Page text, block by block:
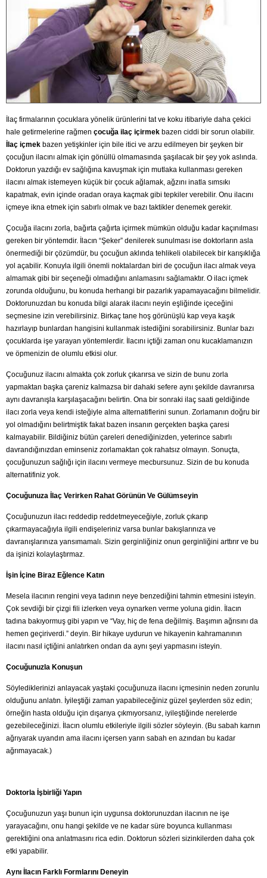
İlaç firmalarının çocuklara yönelik ürünlerini tat ve koku itibariyle daha çekici
hale getirmelerine rağmen çocuğa ilaç içirmek bazen ciddi bir sorun olabilir.
İlaç içmek bazen yetişkinler için bile itici ve arzu edilmeyen bir şeyken bir
çocuğun ilacını almak için gönüllü olmamasında şaşılacak bir şey yok aslında.
Doktorun yazdığı ev sağlığına kavuşmak için mutlaka kullanması gereken
ilacını almak istemeyen küçük bir çocuk ağlamak, ağzını inatla sımsıkı
kapatmak, evin içinde oradan oraya kaçmak gibi tepkiler verebilir. Onu ilacını
içmeye ikna etmek için sabırlı olmak ve bazı taktikler denemek gerekir.
Çocuğa ilacını zorla, bağırta çağırta içirmek mümkün olduğu kadar kaçınılması
gereken bir yöntemdir. İlacın “Şeker” denilerek sunulması ise doktorların asla
önermediği bir çözümdür, bu çocuğun aklında tehlikeli olabilecek bir karışıklığa
yol açabilir. Konuyla ilgili önemli noktalardan biri de çocuğun ilacı almak veya
almamak gibi bir seçeneği olmadığını anlamasını sağlamaktır. O ilacı içmek
zorunda olduğunu, bu konuda herhangi bir pazarlık yapamayacağını bilmelidir.
Doktorunuzdan bu konuda bilgi alarak ilacını neyin eşliğinde içeceğini
seçmesine izin verebilirsiniz. Birkaç tane hoş görünüşlü kap veya kaşık
hazırlayıp bunlardan hangisini kullanmak istediğini sorabilirsiniz. Bunlar bazı
çocuklarda işe yarayan yöntemlerdir. İlacını içtiği zaman onu kucaklamanızın
ve öpmenizin de olumlu etkisi olur.
Çocuğunuz ilacını almakta çok zorluk çıkarırsa ve sizin de bunu zorla
yapmaktan başka çareniz kalmazsa bir dahaki sefere aynı şekilde davranırsa
aynı davranışla karşılaşacağını belirtin. Ona bir sonraki ilaç saati geldiğinde
ilacı zorla veya kendi isteğiyle alma alternatiflerini sunun. Zorlamanın doğru bir
yol olmadığını belirtmiştik fakat bazen insanın gerçekten başka çaresi
kalmayabilir. Bildiğiniz bütün çareleri denediğinizden, yeterince sabırlı
davrandığınızdan eminseniz zorlamaktan çok rahatsız olmayın. Sonuçta,
çocuğunuzun sağlığı için ilacını vermeye mecbursunuz. Sizin de bu konuda
alternatifiniz yok.
Çocuğunuza İlaç Verirken Rahat Görünün Ve Gülümseyin
Çocuğunuzun ilacı reddedip reddetmeyeceğiyle, zorluk çıkarıp
çıkarmayacağıyla ilgili endişeleriniz varsa bunlar bakışlarınıza ve
davranışlarınıza yansımamalı. Sizin gerginliğiniz onun gerginliğini arttırır ve bu
da işinizi kolaylaştırmaz.
İşin İçine Biraz Eğlence Katın
Mesela ilacının rengini veya tadının neye benzediğini tahmin etmesini isteyin.
Çok sevdiği bir çizgi fili izlerken veya oynarken verme yoluna gidin. İlacın
tadına bakıyormuş gibi yapın ve “Vay, hiç de fena değilmiş. Başımın ağrısını da
hemen geçiriverdi.” deyin. Bir hikaye uydurun ve hikayenin kahramanının
ilacını nasıl içtiğini anlatırken ondan da aynı şeyi yapmasını isteyin.
Çocuğunuzla Konuşun
Söylediklerinizi anlayacak yaştaki çocuğunuza ilacını içmesinin neden zorunlu
olduğunu anlatın. İyileştiği zaman yapabileceğiniz güzel şeylerden söz edin;
örneğin hasta olduğu için dışarıya çıkmıyorsanız, iyileştiğinde nerelerde
gezebileceğinizi. İlacın olumlu etkileriyle ilgili sözler söyleyin. (Bu sabah karnın
ağrıyarak uyandın ama ilacını içersen yarın sabah en azından bu kadar
ağrımayacak.)
Doktorla İşbirliği Yapın
Çocuğunuzun yaşı bunun için uygunsa doktorunuzdan ilacının ne işe
yarayacağını, onu hangi şekilde ve ne kadar süre boyunca kullanması
gerektiğini ona anlatmasını rica edin. Doktorun sözleri sizinkilerden daha çok
etki yapabilir.
Aynı İlacın Farklı Formlarını Deneyin